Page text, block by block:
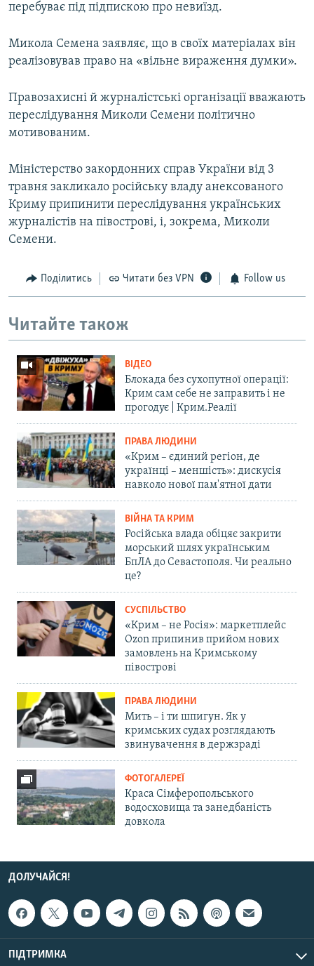
перебуває під підпискою про невиїзд.
Микола Семена заявляє, що в своїх матеріалах він
реалізовував право на «вільне вираження думки».
Правозахисні й журналістські організації вважають
переслідування Миколи Семени політично
мотивованим.
Міністерство закордонних справ України від 3
травня закликало російську владу анексованого
Криму припинити переслідування українських
журналістів на півострові, і, зокрема, Миколи
Семени.
Поділитись Читати без VPN Follow us
Читайте також
ВІДЕО
Блокада без сухопутної операції:
Крим сам себе не заправить і не
прогодує | Крим.Реалії
ПРАВА ЛЮДИНИ
«Крим – єдиний регіон, де
українці – меншість»: дискусія
навколо нової пам'ятної дати
ВІЙНА ТА КРИМ
Російська влада обіцяє закрити
морський шлях українським
БпЛА до Севастополя. Чи реально
це?
СУСПІЛЬСТВО
«Крим – не Росія»: маркетплейс
Ozon припинив прийом нових
замовлень на Кримському
півострові
ПРАВА ЛЮДИНИ
Мить – і ти шпигун. Як у
кримських судах розглядають
звинувачення в держзраді
ФОТОГАЛЕРЕЇ
Краса Сімферопольського
водосховища та занедбаність
довкола
ДОЛУЧАЙСЯ!
ПІДТРИМКА